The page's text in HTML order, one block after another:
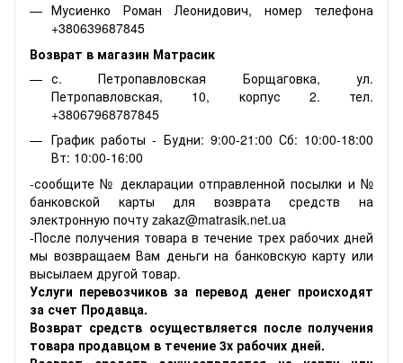
Мусиенко Роман Леонидович, номер телефона
+380639687845
Возврат в магазин Матрасик
с. Петропавловская Борщаговка, ул.
Петропавловская, 10, корпус 2. тел.
+38067968787845
График работы - Будни: 9:00-21:00 Сб: 10:00-18:00
Вт: 10:00-16:00
-сообщите № декларации отправленной посылки и №
банковской карты для возврата средств на
электронную почту zakaz@matrasik.net.ua
-После получения товара в течение трех рабочих дней
мы возвращаем Вам деньги на банковскую карту или
высылаем другой товар.
Услуги перевозчиков за перевод денег происходят
за счет Продавца.
Возврат средств осуществляется после получения
товара продавцом в течение 3х рабочих дней.